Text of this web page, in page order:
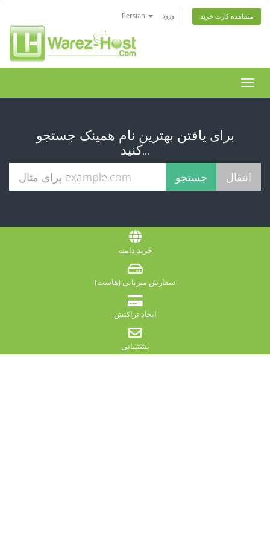
Persian ورود مشاهده کارت خرید
تغییر
برای یافتن بهترین نام همینک جستجو
کنید...
خرید دامنه
سفارش میزبانی (هاست)
ایجاد تراکنش
پشتیبانی